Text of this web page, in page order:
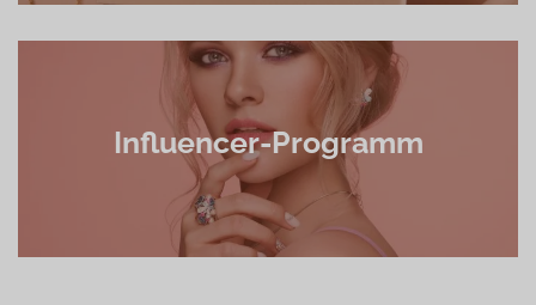
Influencer-Programm